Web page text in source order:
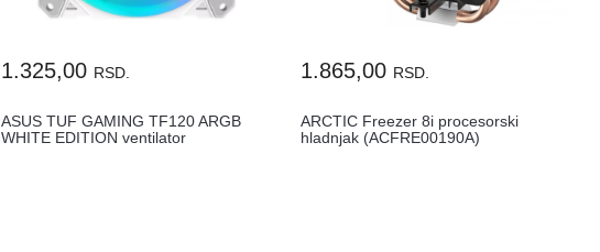
1.325,00 RSD.
ASUS TUF GAMING TF120 ARGB
WHITE EDITION ventilator
1.865,00 RSD.
ARCTIC Freezer 8i procesorski
hladnjak (ACFRE00190A)